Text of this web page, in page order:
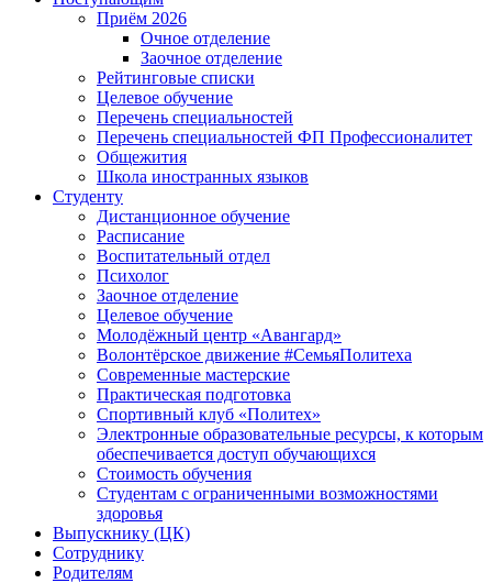
Приём 2026
Очное отделение
Заочное отделение
Рейтинговые списки
Целевое обучение
Перечень специальностей
Перечень специальностей ФП Профессионалитет
Общежития
Школа иностранных языков
Студенту
Дистанционное обучение
Расписание
Воспитательный отдел
Психолог
Заочное отделение
Целевое обучение
Молодёжный центр «Авангард»
Волонтёрское движение #СемьяПолитеха
Современные мастерские
Практическая подготовка
Спортивный клуб «Политех»
Электронные образовательные ресурсы, к которым
обеспечивается доступ обучающихся
Стоимость обучения
Студентам с ограниченными возможностями
здоровья
Выпускнику (ЦК)
Сотруднику
Родителям